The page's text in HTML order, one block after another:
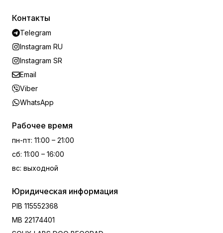
Контакты
Telegram
Instagram RU
Instagram SR
Email
Viber
WhatsApp
Рабочее время
пн-пт: 11:00 – 21:00
сб: 11:00 – 16:00
вс: выходной
Юридическая информация
PIB 115552368
MB 22174401